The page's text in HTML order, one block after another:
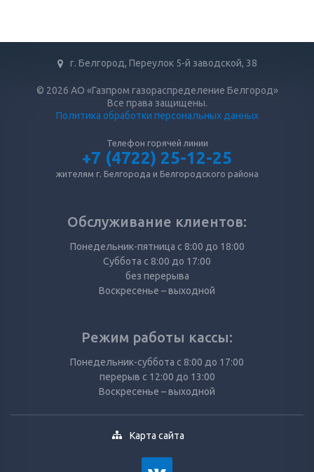
г. Белгород, Переулок 5-й заводской, 38
© 2026 АО «Газпром газораспределение Белгород»
Все права защищены.
Политика обработки персональных данных
Телефон горячей линии
+7 (4722) 25-12-25
жителям г. Белгорода и Белгородского района
Обслуживание клиентов:
Понедельник-пятница с 8:00 до 18:00
Суббота с 8:00 до 17:00
без перерыва
Воскресенье – выходной
Режим работы кассы:
Понедельник-суббота с 8:00 до 17:00
перерыв с 12:00 до 13:00
Воскресенье – выходной
Карта сайта